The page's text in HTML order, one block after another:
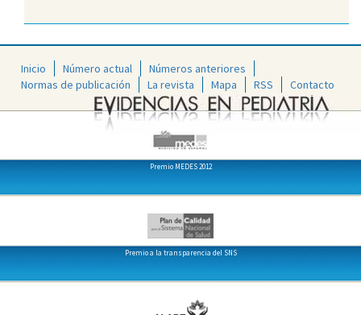
Inicio Número actual
Números anteriores
Normas de publicación
La revista Mapa RSS Contacto
Premio MEDES 2012
Premio a la transparencia del SNS